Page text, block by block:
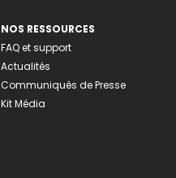
NOS RESSOURCES
FAQ et support
Actualités
Communiqués de Presse
Kit Média